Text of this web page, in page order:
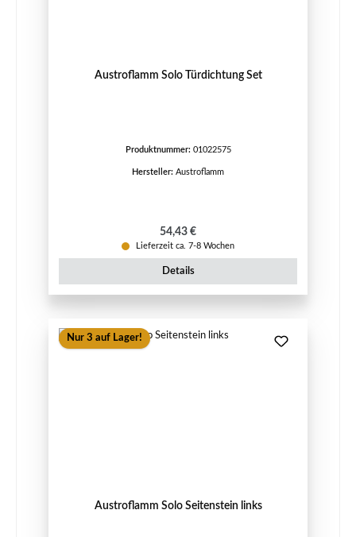
Austroflamm Solo Türdichtung Set
Produktnummer: 01022575
Hersteller: Austroflamm
Regulärer Preis:
54,43 €
Lieferzeit ca. 7-8 Wochen
Details
Nur 3 auf Lager!
Austroflamm Solo Seitenstein links